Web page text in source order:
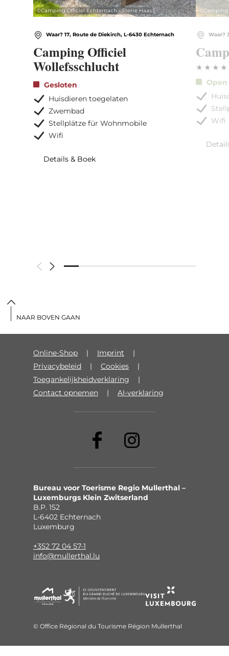
©Camping Officiel Echternach - Pierre Haas
Waar? 17, Route de Diekirch, L-6430 Echternach
Camping Officiel
Wollefsschlucht
Gesloten
Huisdieren toegelaten
Zwembad
Stellplätze für Wohnmobile
Wifi
Details & Boek
©
Waar?
Wifi
Online-Shop
Imprint
Privacybeleid
Cookies
Toegankelijkheidverklaring
Contact opnemen
AI-verklaring
Bureau voor Toerisme Regio Mullerthal –
Luxemburgs Klein Zwitserland
B.P. 152
L-6402 Echternach
Luxemburg
+352 72 04 57-1
info@mullerthal.lu
© Office Régional du Tourisme Région Mullerthal
NAAR BOVEN GAAN